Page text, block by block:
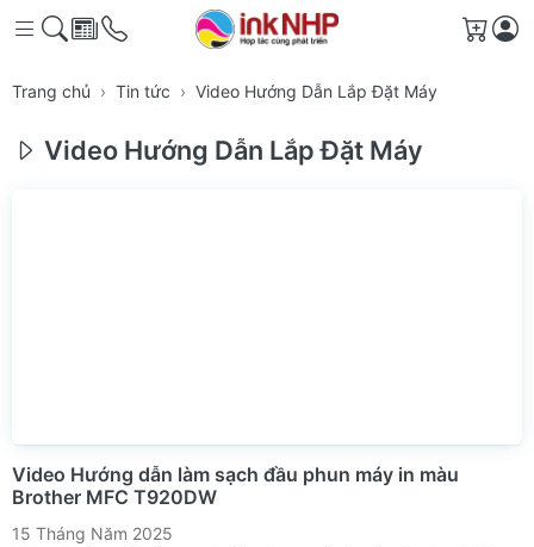
Giỏ
Trang chủ Tin tức Video Hướng Dẫn Lắp Đặt Máy
Video Hướng Dẫn Lắp Đặt Máy
Video Hướng dẫn làm sạch đầu phun máy in màu
Brother MFC T920DW
15 Tháng Năm 2025